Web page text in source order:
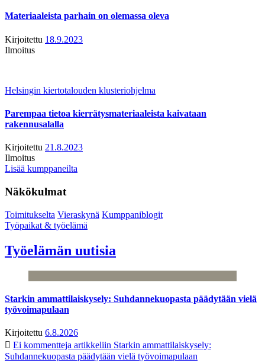
Materiaaleista parhain on olemassa oleva
Kirjoitettu 18.9.2023
Ilmoitus
Helsingin kiertotalouden klusteriohjelma
Parempaa tietoa kierrätysmateriaaleista kaivataan
rakennusalalla
Kirjoitettu 21.8.2023
Ilmoitus
Lisää kumppaneilta
Näkökulmat
Toimitukselta Vieraskynä Kumppaniblogit
Työpaikat & työelämä
Työelämän uutisia
Starkin ammattilaiskysely: Suhdannekuopasta päädytään vielä
työvoimapulaan
Kirjoitettu 6.8.2026
Ei kommentteja artikkeliin Starkin ammattilaiskysely:
Suhdannekuopasta päädytään vielä työvoimapulaan